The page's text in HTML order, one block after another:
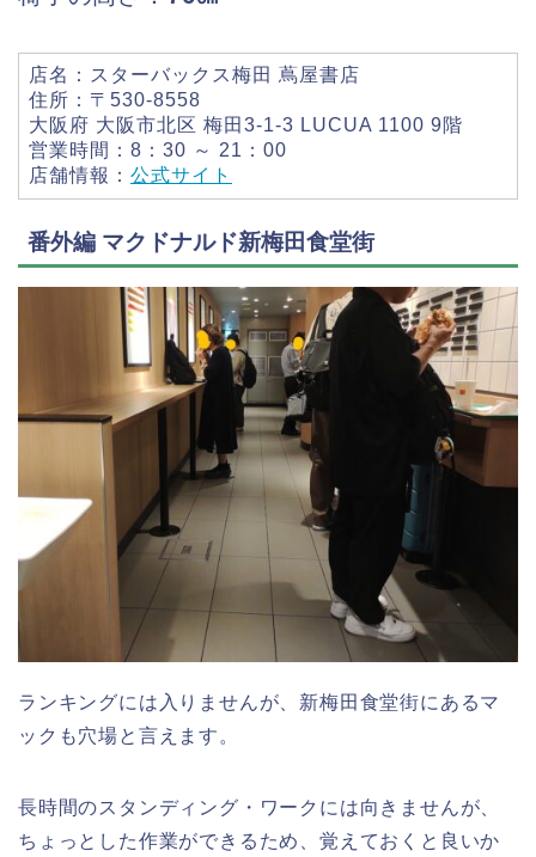
店名：スターバックス梅田 蔦屋書店
住所：〒530-8558
大阪府 大阪市北区 梅田3-1-3 LUCUA 1100 9階
営業時間：8：30 ～ 21：00
店舗情報： 公式サイト
番外編 マクドナルド新梅田食堂街
ランキングには入りませんが、新梅田食堂街にあるマ
ックも穴場と言えます。
長時間のスタンディング・ワークには向きませんが、
ちょっとした作業ができるため、覚えておくと良いか